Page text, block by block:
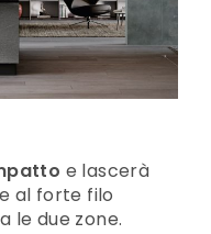
e lascerà
al forte filo
le due zone.